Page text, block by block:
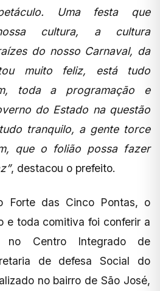
Uma festa que
cultura, a cultura
do nosso Carnaval, da
muito feliz, está tudo
toda a programação e
do Estado na questão
tranquilo, a gente torce
que o folião possa fazer
, destacou o prefeito.
Forte das Cinco Pontas, o
e toda comitiva foi conferir a
no Centro Integrado de
de defesa Social do
no bairro de São José,